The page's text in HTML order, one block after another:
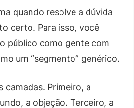
quando resolve a dúvida
certo. Para isso, você
público como gente com
um “segmento” genérico.
camadas. Primeiro, a
a objeção. Terceiro, a